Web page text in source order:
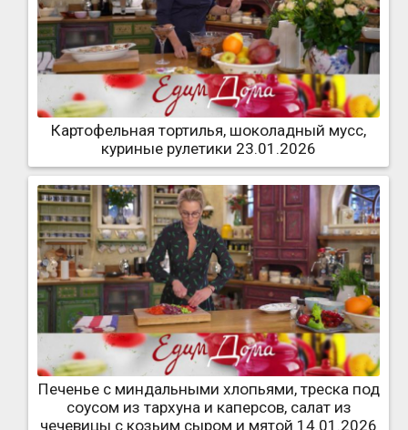
Картофельная тортилья, шоколадный мусс,
куриные рулетики 23.01.2026
Печенье с миндальными хлопьями, треска под
соусом из тархуна и каперсов, салат из
чечевицы с козьим сыром и мятой 14.01.2026